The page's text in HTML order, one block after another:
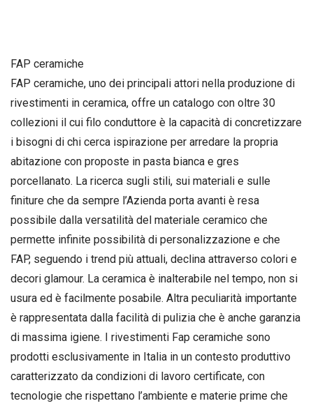
FAP ceramiche
FAP ceramiche, uno dei principali attori nella produzione di
rivestimenti in ceramica, offre un catalogo con oltre 30
collezioni il cui filo conduttore è la capacità di concretizzare
i bisogni di chi cerca ispirazione per arredare la propria
abitazione con proposte in pasta bianca e gres
porcellanato. La ricerca sugli stili, sui materiali e sulle
finiture che da sempre l’Azienda porta avanti è resa
possibile dalla versatilità del materiale ceramico che
permette infinite possibilità di personalizzazione e che
FAP, seguendo i trend più attuali, declina attraverso colori e
decori glamour. La ceramica è inalterabile nel tempo, non si
usura ed è facilmente posabile. Altra peculiarità importante
è rappresentata dalla facilità di pulizia che è anche garanzia
di massima igiene. I rivestimenti Fap ceramiche sono
prodotti esclusivamente in Italia in un contesto produttivo
caratterizzato da condizioni di lavoro certificate, con
tecnologie che rispettano l’ambiente e materie prime che